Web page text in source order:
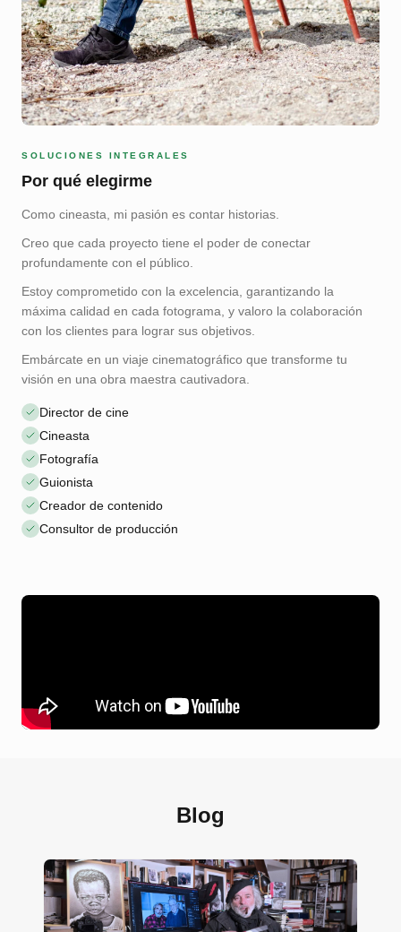
SOLUCIONES INTEGRALES
Por qué elegirme
Como cineasta, mi pasión es contar historias.
Creo que cada proyecto tiene el poder de conectar
profundamente con el público.
Estoy comprometido con la excelencia, garantizando la
máxima calidad en cada fotograma, y valoro la colaboración
con los clientes para lograr sus objetivos.
Embárcate en un viaje cinematográfico que transforme tu
visión en una obra maestra cautivadora.
Director de cine
Cineasta
Fotografía
Guionista
Creador de contenido
Consultor de producción
Blog